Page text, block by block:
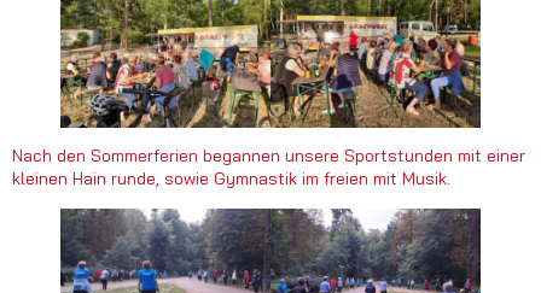
Nach den Sommerferien begannen unsere Sportstunden mit einer
kleinen Hain runde, sowie Gymnastik im freien mit Musik.